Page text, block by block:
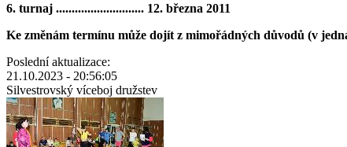
6. turnaj ............................ 12. března 2011
Ke změnám termínu může dojít z mimořádných důvodů (v
Poslední aktualizace:
21.10.2023 - 20:56:05
Silvestrovský víceboj družstev